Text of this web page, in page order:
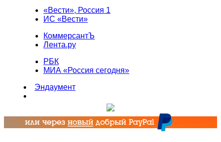
«Вести», Россия 1
ИС «Вести»
КоммерсантЪ
Лента.ру
РБК
МИА «Россия сегодня»
Эндаумент